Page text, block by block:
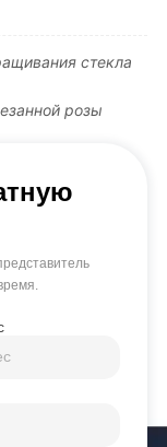
стекла
розы